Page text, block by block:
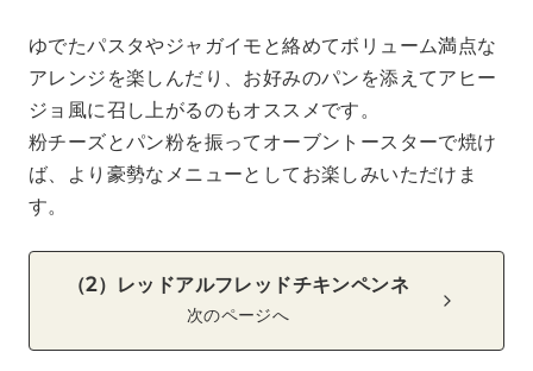
ゆでたパスタやジャガイモと絡めてボリューム満点な
アレンジを楽しんだり、お好みのパンを添えてアヒー
ジョ風に召し上がるのもオススメです。
粉チーズとパン粉を振ってオーブントースターで焼け
ば、より豪勢なメニューとしてお楽しみいただけま
す。
（2）レッドアルフレッドチキンペンネ
次のページへ